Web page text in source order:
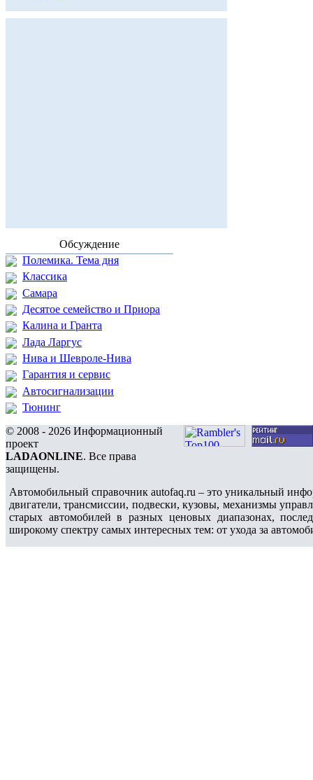
Обсуждение
Полемика. Тема дня
Классика
Самара
Десятое семейство и Приора
Калина и Гранта
Лада Ларгус
Нива и Шевроле-Нива
Гарантия и сервис
Автосигнализации
Тюнинг
© 2008 - 2026 Информационный
проект
LADAONLINE. Все права
защищены.
Автомобильный справочник autofaq.ru – это уникальный
двигатели, трансмиссии, подвески, кузовы, механизмы
старых автомобилей в разных ценовых диапазонах,
широкому спектру самых интересных тем: от ухода за